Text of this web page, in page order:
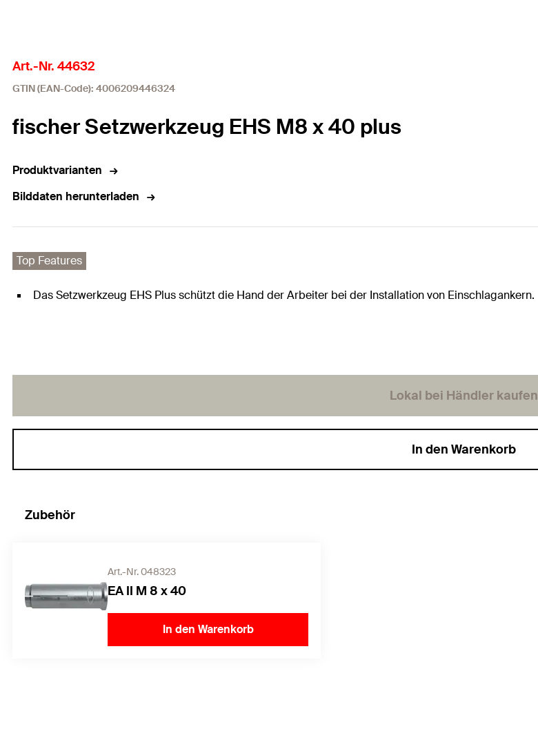
Art.-Nr. 44632
GTIN (EAN-Code): 4006209446324
fischer Setzwerkzeug EHS M8 x 40 plus
Produktvarianten
Bilddaten herunterladen
Top Features
Das Setzwerkzeug EHS Plus schützt die Hand der Arbeiter bei der Installation von Einschlagankern.
Lokal bei Händler kaufen
In den Warenkorb
Zubehör
Art.-Nr. 048323
EA II M 8 x 40
In den Warenkorb